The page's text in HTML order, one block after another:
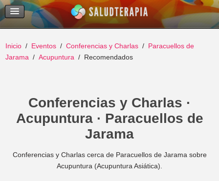
Temas Recientes
Buscar
Inicio Eventos Conferencias y Charlas
Paracuellos de
Jarama
Acupuntura Recomendados
Conferencias y Charlas ·
Acupuntura · Paracuellos de
Jarama
Conferencias y Charlas cerca de Paracuellos de Jarama sobre
Acupuntura (Acupuntura Asiática).